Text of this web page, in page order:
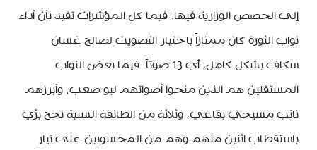
إلى الحصص الوزارية فيها. فيما كل المؤشرات تفيد بأن أداء
نواب الثورة كان ممتازاً باختيار التصويت لصالح غسان
سكاف بشكل كامل، أي 13 صوتاً. فيما بعض النواب
المستقلين هم الذين منحوا أصواتهم لبو صعب، وأبرزهم
نائب مسيحي بقاعي، وثلاثة من الطائفة السنية نجح برّي
باستقطاب اثنين منهم وهم من المحسوبين على تيار